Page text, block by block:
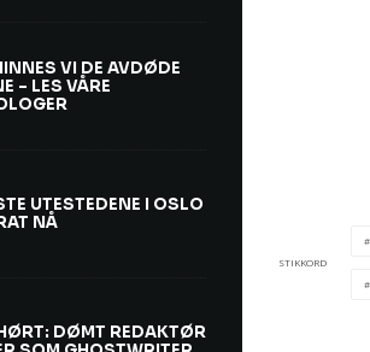
STIKKORD
VI DE AVDØDE
– LES VÅRE
UTESTEDENE I OSLO
NÅ
DØMT REDAKTØR